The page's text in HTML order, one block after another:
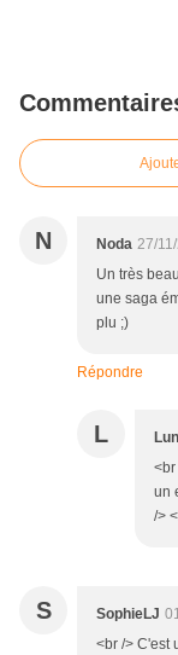
N Noda 27/
Un très
une saga
plu ;)
Répondre
L
un
/>
S SophieLJ
<br /> C'est